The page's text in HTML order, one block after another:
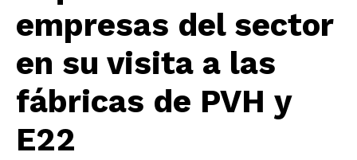
empresas del sector
en su visita a las
fábricas de PVH y
E22